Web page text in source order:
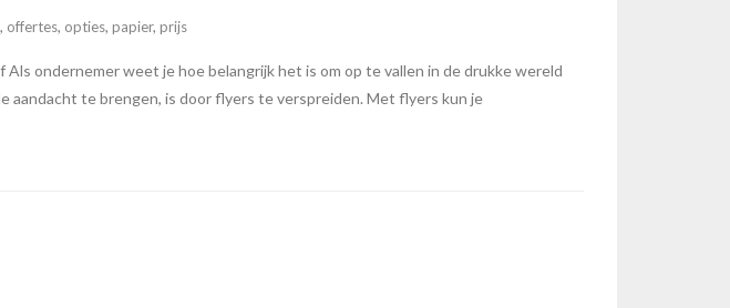
, offertes, opties, papier, prijs
ondernemer weet je hoe belangrijk het is om op te vallen in de drukke wereld
aandacht te brengen, is door flyers te verspreiden. Met flyers kun je